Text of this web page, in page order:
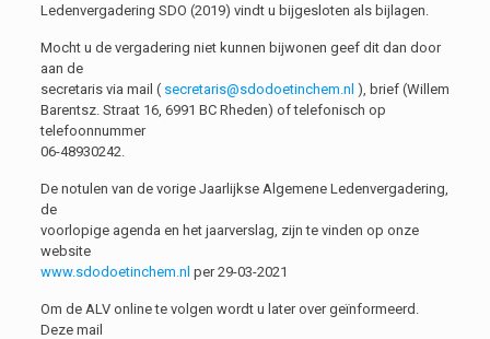
Ledenvergadering SDO (2019) vindt u bijgesloten als bijlagen.
Mocht u de vergadering niet kunnen bijwonen geef dit dan door
aan de
secretaris via mail ( secretaris@sdodoetinchem.nl ), brief (Willem
Barentsz. Straat 16, 6991 BC Rheden) of telefonisch op
telefoonnummer
06-48930242.
De notulen van de vorige Jaarlijkse Algemene Ledenvergadering,
de
voorlopige agenda en het jaarverslag, zijn te vinden op onze
website
www.sdodoetinchem.nl per 29-03-2021
Om de ALV online te volgen wordt u later over geïnformeerd.
Deze mail